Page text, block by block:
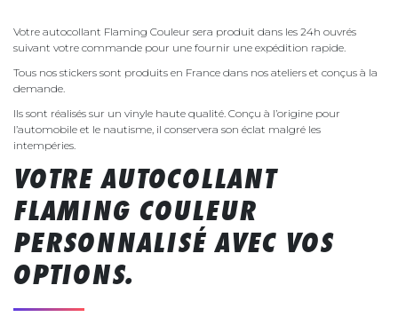
Votre autocollant Flaming Couleur sera produit dans les 24h ouvrés
suivant votre commande pour une fournir une expédition rapide.
Tous nos stickers sont produits en France dans nos ateliers et conçus à la
demande.
Ils sont réalisés sur un vinyle haute qualité. Conçu à l’origine pour
l’automobile et le nautisme, il conservera son éclat malgré les
intempéries.
VOTRE AUTOCOLLANT
FLAMING COULEUR
PERSONNALISÉ AVEC VOS
OPTIONS.